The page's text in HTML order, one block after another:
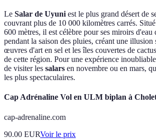
Le Salar de Uyuni est le plus grand désert de
couvrant plus de 10 000 kilomètres carrés.
600 mètres, il est célèbre pour ses miroirs d'eau
pendant la saison des pluies, créant une
œuvres d'art en sel et les îles couvertes de
de cette région. Pour une expérience
de visiter les salars en novembre ou en mars,
les plus spectaculaires.
Cap Adrénaline Vol en ULM biplan à
cap-adrenaline.com
90.00 EURVoir le prix